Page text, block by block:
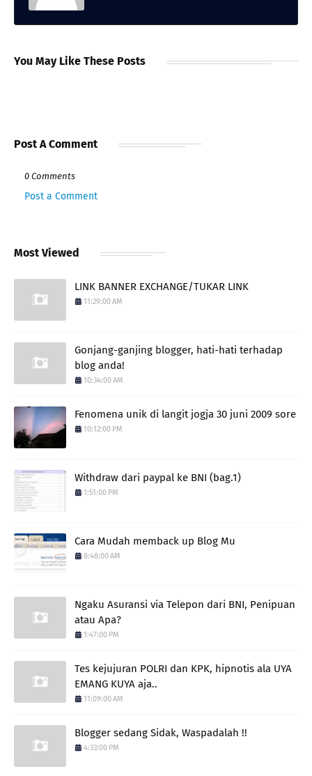
You May Like These Posts
Post A Comment
0 Comments
Post a Comment
Most Viewed
LINK BANNER EXCHANGE/TUKAR LINK
11:29:00 AM
Gonjang-ganjing blogger, hati-hati terhadap
blog anda!
10:34:00 AM
Fenomena unik di langit jogja 30 juni 2009 sore
10:12:00 PM
Withdraw dari paypal ke BNI (bag.1)
1:51:00 PM
Cara Mudah memback up Blog Mu
8:48:00 AM
Ngaku Asuransi via Telepon dari BNI, Penipuan
atau Apa?
1:47:00 PM
Tes kejujuran POLRI dan KPK, hipnotis ala UYA
EMANG KUYA aja..
11:09:00 AM
Blogger sedang Sidak, Waspadalah !!
4:33:00 PM